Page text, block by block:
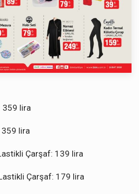
359 lira
359 lira
Çarşaf: 139 lira
Çarşaf: 179 lira